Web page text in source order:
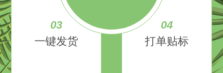
03
一键发货
04
打单贴标